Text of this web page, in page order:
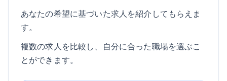
あなたの希望に基づいた求人を紹介してもらえま
す。
複数の求人を比較し、自分に合った職場を選ぶこ
とができます。